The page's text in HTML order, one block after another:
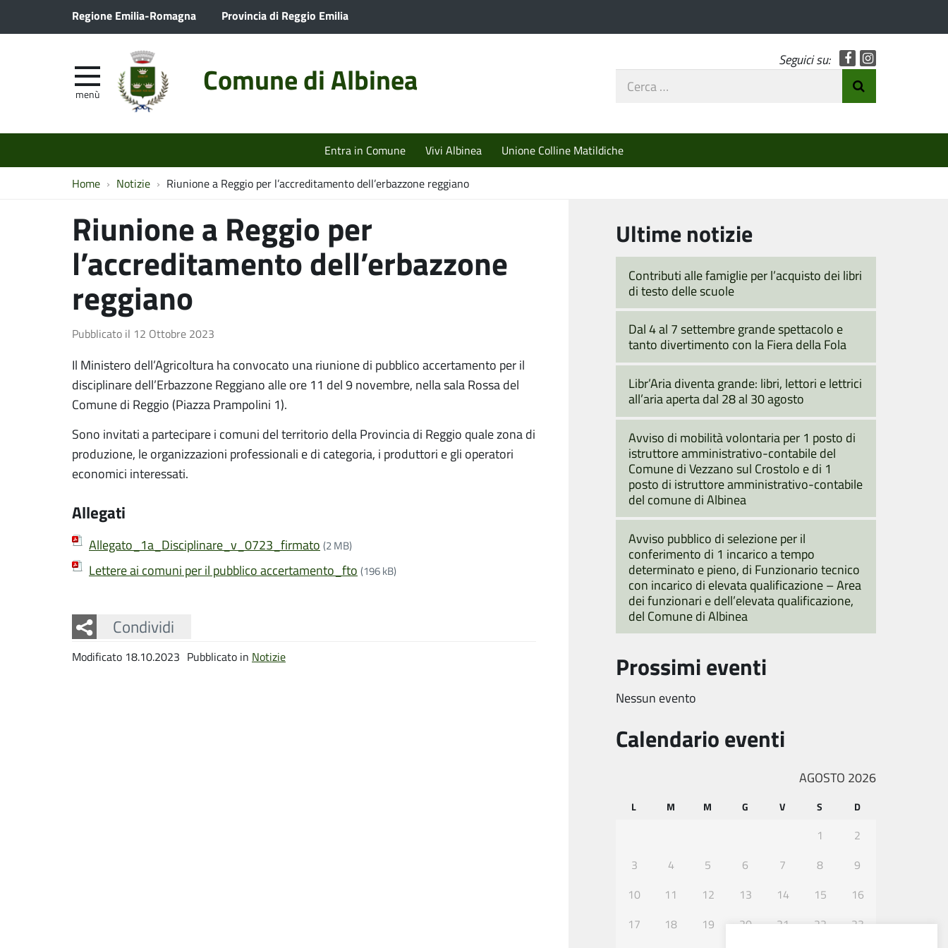
Regione Emilia-Romagna Provincia di Reggio Emilia
Comune di Albinea
menù
Seguici su: Facebook
Cerca
Entra in Comune Vivi Albinea Unione Colline Matildiche
Home Notizie Riunione a Reggio per l’accreditamento dell’erbazzone reggiano
Riunione a Reggio per
l’accreditamento dell’erbazzone
reggiano
Pubblicato il 12 Ottobre 2023
Il Ministero dell’Agricoltura ha convocato una riunione di pubblico accertamento per il
disciplinare dell’Erbazzone Reggiano alle ore 11 del 9 novembre, nella sala Rossa del
Comune di Reggio (Piazza Prampolini 1).
Sono invitati a partecipare i comuni del territorio della Provincia di Reggio quale zona di
produzione, le organizzazioni professionali e di categoria, i produttori e gli operatori
economici interessati.
Allegati
Allegato_1a_Disciplinare_v_0723_firmato (2 MB)
Lettere ai comuni per il pubblico accertamento_fto (196 kB)
Condividi
Facebook
Twitter
Whatsapp
Modificato 18.10.2023 Pubblicato in Notizie
Ultime notizie
Contributi alle famiglie per l’acquisto dei libri
di testo delle scuole
Dal 4 al 7 settembre grande spettacolo e
tanto divertimento con la Fiera della Fola
Libr’Aria diventa grande: libri, lettori e lettrici
all’aria aperta dal 28 al 30 agosto
Avviso di mobilità volontaria per 1 posto di
istruttore amministrativo-contabile del
Comune di Vezzano sul Crostolo e di 1
posto di istruttore amministrativo-contabile
del comune di Albinea
Avviso pubblico di selezione per il
conferimento di 1 incarico a tempo
determinato e pieno, di Funzionario tecnico
con incarico di elevata qualificazione – Area
dei funzionari e dell’elevata qualificazione,
del Comune di Albinea
Prossimi eventi
Nessun evento
Calendario eventi
AGOSTO 2026
L M M G V S D
1
2
3
4 5 6 7 8
9
10
11 12 13 14 15
16
17
18 19 20 21 22
23